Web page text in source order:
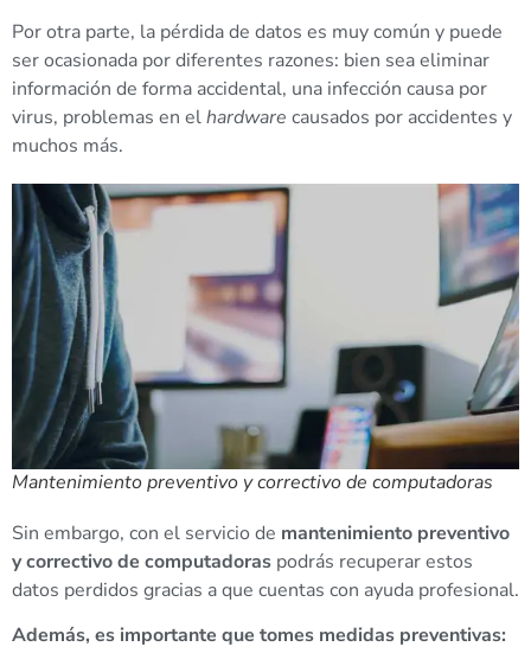
Por otra parte, la pérdida de datos es muy común y puede
ser ocasionada por diferentes razones: bien sea eliminar
información de forma accidental, una infección causa por
virus, problemas en elhardware causados por accidentes y
muchos más.
Mantenimiento preventivo y correctivo de computadoras
Sin embargo, con el servicio de mantenimiento preventivo
y correctivo de computadoras podrás recuperar estos
datos perdidos gracias a que cuentas con ayuda profesional.
Además, es importante que tomes medidas preventivas: